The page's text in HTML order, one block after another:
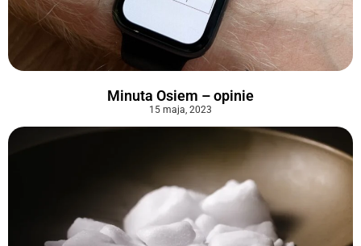
Minuta Osiem – opinie
15 maja, 2023